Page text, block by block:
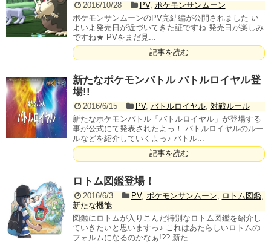
2016/10/28 PV, ポケモンサンムーン
ポケモンサンムーンのPV完結編が公開されました い
よいよ発売日が近づいてきた証ですね 発売日が楽しみ
ですね★ PVをまだ見...
記事を読む
新たなポケモンバトル バトルロイヤル登
場!!
2016/6/15 PV, バトルロイヤル, 対戦ルール
新たなポケモンバトル「バトルロイヤル」が登場する
事が公式にて発表されたよっ！ バトルロイヤルのルー
ルなどを紹介していくよっ♪ バトル...
記事を読む
ロトム図鑑登場！
2016/6/3 PV, ポケモンサンムーン, ロトム図鑑,
新たな機能
図鑑にロトムが入りこんだ特別なロトム図鑑を紹介し
ていきたいと思いますっ♪ これはあたらしいロトムの
フォルムになるのかなぁ!?? 新た...